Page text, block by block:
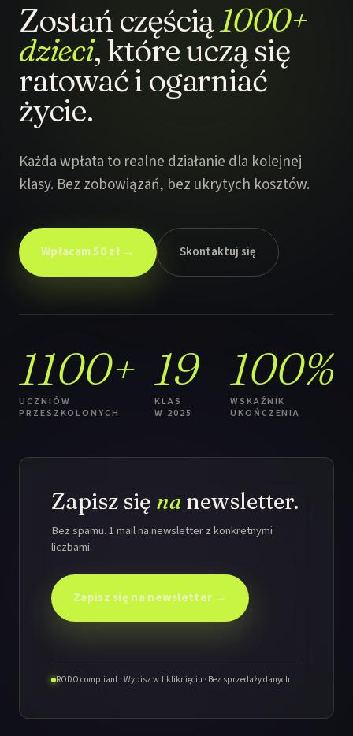
Zostań częścią1000+
dzieci, które uczą się
ratować i ogarniać
życie.
Każda wpłata to realne działanie dla kolejnej
klasy. Bez zobowiązań, bez ukrytych kosztów.
Wpłacam 50 zł → Skontaktuj się
1100+
UCZNIÓW
PRZESZKOLONYCH
19
KLAS
W 2025
100%
WSKAŹNIK
UKOŃCZENIA
Zapisz się na newsletter.
Bez spamu. 1 mail na newsletter z konkretnymi
liczbami.
Zapisz się na newsletter →
RODO compliant · Wypisz w 1 kliknięciu · Bez sprzedaży danych